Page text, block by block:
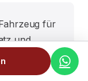
für
und